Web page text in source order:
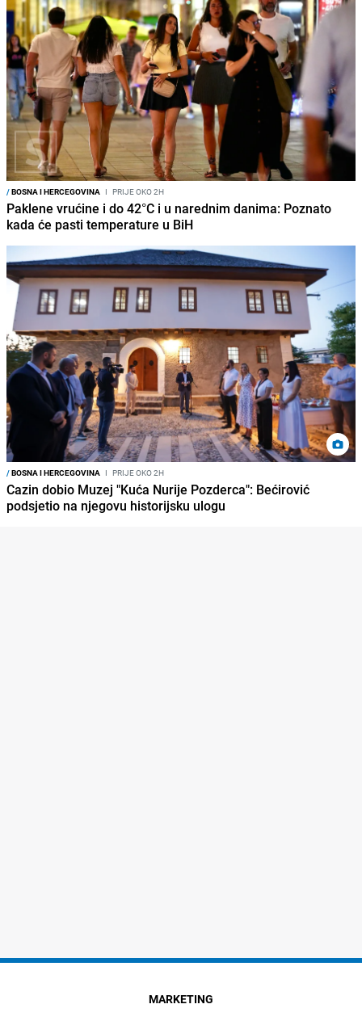
/BOSNA I HERCEGOVINA I PRIJE OKO 2H
Paklene vrućine i do 42°C i u narednim danima: Poznato
kada će pasti temperature u BiH
/BOSNA I HERCEGOVINA I PRIJE OKO 2H
Cazin dobio Muzej "Kuća Nurije Pozderca": Bećirović
podsjetio na njegovu historijsku ulogu
MARKETING